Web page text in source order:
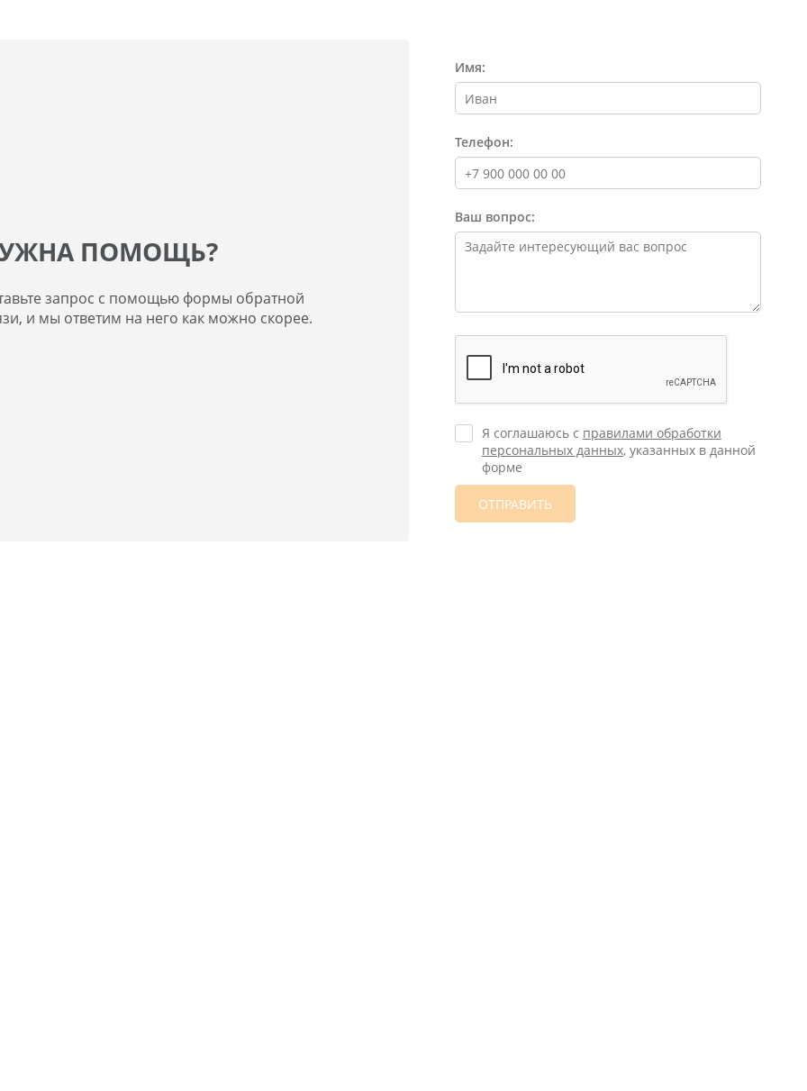
ПОМОЩЬ?
запрос с помощью формы обратной
и мы ответим на него как можно скорее.
Имя:
Телефон:
Ваш вопрос:
Я соглашаюсь с правилами обработки
персональных данных, указанных в данной
форме
ОТПРАВИТЬ